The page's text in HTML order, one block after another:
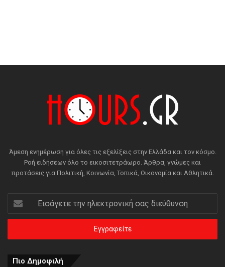
Άμεση ενημέρωση για όλες τις εξελίξεις στην Ελλάδα και τον κόσμο.
Ροή ειδήσεων όλο το εικοσιτετράωρο. Άρθρα, γνώμες και
προτάσεις για Πολιτική, Κοινωνία, Τοπικά, Οικονομία και Αθλητικά.
Εισάγετε
την
ηλεκτρονική
διεύθυνση
Πιο Δημοφιλή